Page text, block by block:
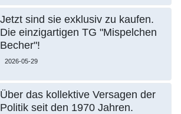
Jetzt sind sie exklusiv zu kaufen.
Die einzigartigen TG "Mispelchen
Becher"!
2026-05-29
Über das kollektive Versagen der
Politik seit den 1970 Jahren.